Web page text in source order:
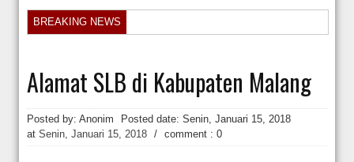
BREAKING NEWS
KPK Periksa Mantan Stafsus Menag Gus Yaqut terkait Kasus Kuota
Hakim Kabulkan Sebagian Gugatan Praperadilan Roy Suryo
Alamat SLB di Kabupaten Malang
Posted by: Anonim Posted date: Senin, Januari 15, 2018
at Senin, Januari 15, 2018 / comment : 0